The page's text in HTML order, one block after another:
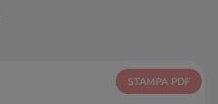
STAMPA PDF